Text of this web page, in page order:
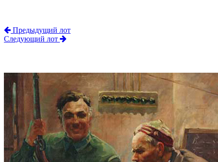
Предыдущий лот
Следующий лот